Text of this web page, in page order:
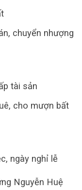
chuyển nhượng
tài sản
cho mượn bất
ngày nghỉ lễ
Nguyễn Huệ